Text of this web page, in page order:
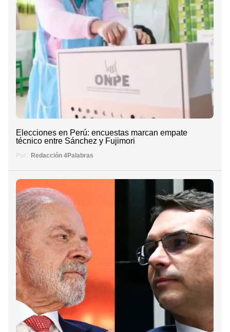
Elecciones en Perú: encuestas marcan empate
técnico entre Sánchez y Fujimori
Por: Redacción 4Palabras